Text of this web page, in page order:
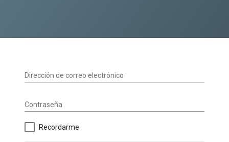
Dirección de correo electrónico
Contraseña
Recordarme